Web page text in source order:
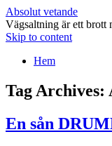
Absolut vetande
Vägsaltning är ett brott
Skip to content
Hem
Tag Archives:
En sån